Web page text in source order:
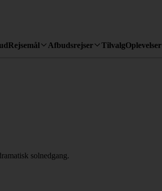
Rejsemål Afbudsrejser TilvalgOplevelser